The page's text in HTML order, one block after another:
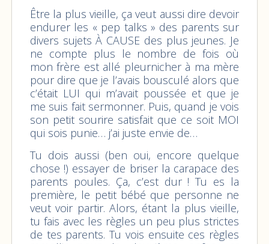
Être la plus vieille, ça veut aussi dire devoir
endurer les « pep talks » des parents sur
divers sujets À CAUSE des plus jeunes. Je
ne compte plus le nombre de fois où
mon frère est allé pleurnicher à ma mère
pour dire que je l’avais bousculé alors que
c’était LUI qui m’avait poussée et que je
me suis fait sermonner. Puis, quand je vois
son petit sourire satisfait que ce soit MOI
qui sois punie… j’ai juste envie de…
Tu dois aussi (ben oui, encore quelque
chose !) essayer de briser la carapace des
parents poules. Ça, c’est dur ! Tu es la
première, le petit bébé que personne ne
veut voir partir. Alors, étant la plus vieille,
tu fais avec les règles un peu plus strictes
de tes parents. Tu vois ensuite ces règles